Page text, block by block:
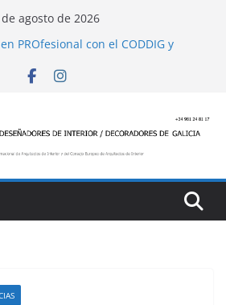
agosto de 2026
PROfesional con el CODDIG y
mejoras de establecimientos